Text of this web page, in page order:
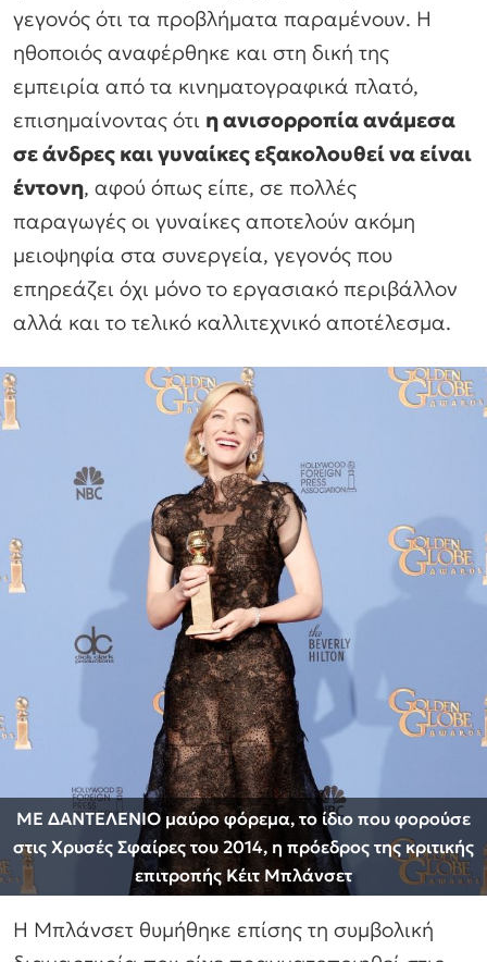
γεγονός ότι τα προβλήματα παραμένουν. Η
ηθοποιός αναφέρθηκε και στη δική της
εμπειρία από τα κινηματογραφικά πλατό,
επισημαίνοντας ότι η ανισορροπία ανάμεσα
σε άνδρες και γυναίκες εξακολουθεί να είναι
έντονη, αφού όπως είπε, σε πολλές
παραγωγές οι γυναίκες αποτελούν ακόμη
μειοψηφία στα συνεργεία, γεγονός που
επηρεάζει όχι μόνο το εργασιακό περιβάλλον
αλλά και το τελικό καλλιτεχνικό αποτέλεσμα.
ΜΕ ΔΑΝΤΕΛΕΝΙΟ μαύρο φόρεμα, το ίδιο που φορούσε
στις Χρυσές Σφαίρες του 2014, η πρόεδρος της κριτικής
επιτροπής Κέιτ Μπλάνσετ
Η Μπλάνσετ θυμήθηκε επίσης τη συμβολική